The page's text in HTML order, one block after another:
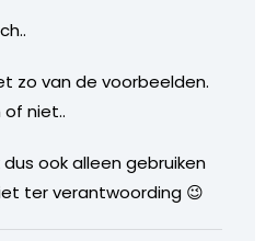
zo van de voorbeelden.
niet..
ook alleen gebruiken
ter verantwoording 😉